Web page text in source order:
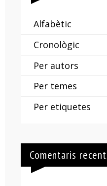
Alfabètic
Cronològic
Per autors
Per temes
Per etiquetes
Comentaris